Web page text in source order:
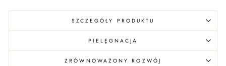
SZCZEGÓŁY PRODUKTU
PIELĘGNACJA
ZRÓWNOWAŻONY ROZWÓJ